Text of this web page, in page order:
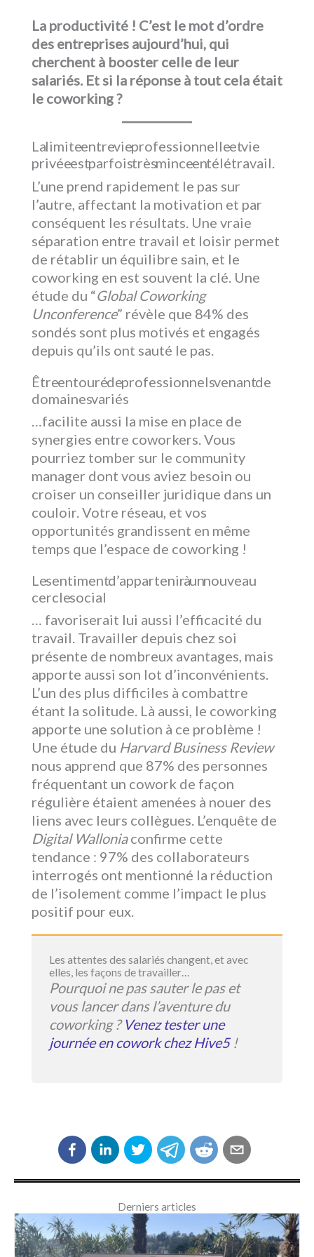
La productivité ! C’est le mot d’ordre
des entreprises aujourd’hui, qui
cherchent à booster celle de leur
salariés. Et si la réponse à tout cela était
le coworking ?
La limite entre vie professionnelle et vie
privée est parfois très mince en télétravail.
L’une prend rapidement le pas sur
l’autre, affectant la motivation et par
conséquent les résultats. Une vraie
séparation entre travail et loisir permet
de rétablir un équilibre sain, et le
coworking en est souvent la clé. Une
étude du “Global Coworking
Unconference” révèle que 84% des
sondés sont plus motivés et engagés
depuis qu’ils ont sauté le pas.
Être entouré de professionnels venant de
domaines variés
…facilite aussi la mise en place de
synergies entre coworkers. Vous
pourriez tomber sur le community
manager dont vous aviez besoin ou
croiser un conseiller juridique dans un
couloir. Votre réseau, et vos
opportunités grandissent en même
temps que l’espace de coworking !
Le sentiment d’appartenir à un nouveau
cercle social
… favoriserait lui aussi l’efficacité du
travail. Travailler depuis chez soi
présente de nombreux avantages, mais
apporte aussi son lot d’inconvénients.
L’un des plus difficiles à combattre
étant la solitude. Là aussi, le coworking
apporte une solution à ce problème !
Une étude du Harvard Business Review
nous apprend que 87% des personnes
fréquentant un cowork de façon
régulière étaient amenées à nouer des
liens avec leurs collègues. L’enquête de
Digital Walloniaconfirme cette
tendance : 97% des collaborateurs
interrogés ont mentionné la réduction
de l’isolement comme l’impact le plus
positif pour eux.
Les attentes des salariés changent, et avec
elles, les façons de travailler…
Pourquoi ne pas sauter le pas et
vous lancer dans l’aventure du
coworking ?Venez tester une
journée en cowork chez Hive5!
Derniers articles